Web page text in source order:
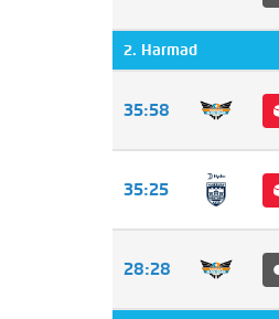
2. Harmad
35:58
35:25
28:28